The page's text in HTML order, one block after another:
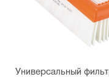
Универсальный